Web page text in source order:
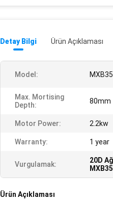
Detay Bilgi Ürün Açıklaması
Model:
Max. Mortising
Depth:
80mm
Motor Power: 2.2kw
Warranty: 1 year
Vurgulamak: 20D
Ürün Açıklaması